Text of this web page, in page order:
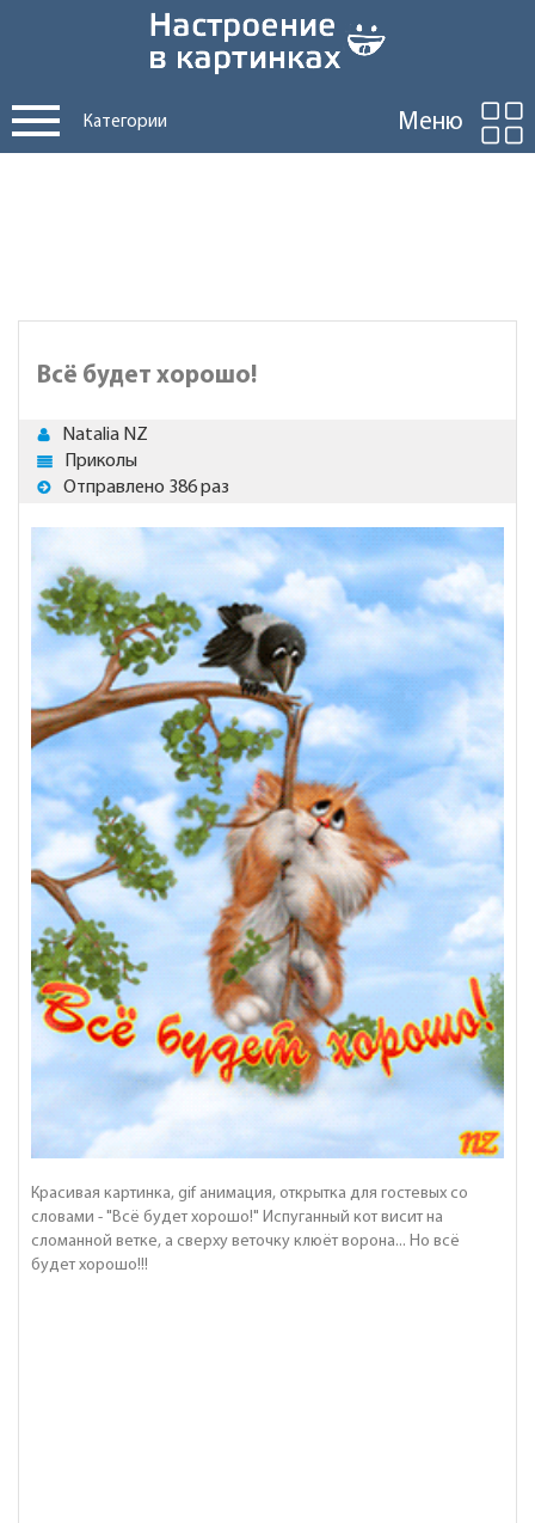
Категории Меню
Всё будет хорошо!
Natalia NZ
Приколы
Отправлено 386 раз
Красивая картинка, gif анимация, открытка для гостевых со
словами - "Всё будет хорошо!" Испуганный кот висит на
сломанной ветке, а сверху веточку клюёт ворона... Но всё
будет хорошо!!!